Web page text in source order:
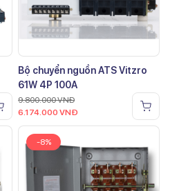
Bộ chuyển nguồn ATS Vitzro
61W 4P 100A
9.800.000VNĐ
6.174.000 VNĐ
-8%